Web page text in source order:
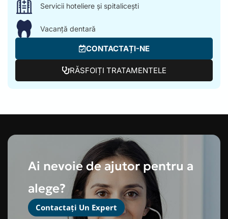
Servicii hoteliere și spitalicești
Vacanță dentară
CONTACTAȚI-NE
RĂSFOIȚI TRATAMENTELE
Ai nevoie de ajutor pentru a
alege?
Contactați Un Expert